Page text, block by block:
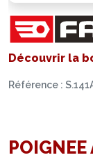
Découvrir la
Référence :